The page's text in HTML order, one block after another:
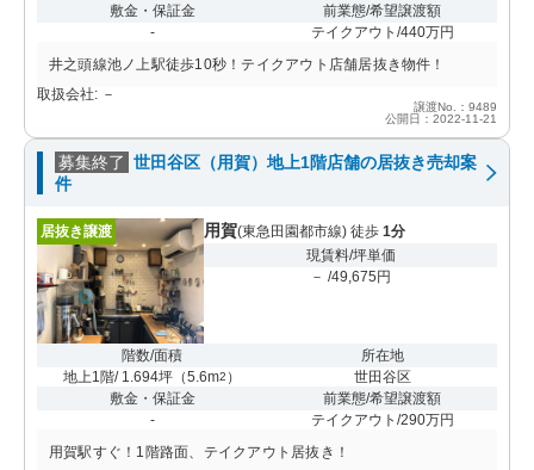
敷金・保証金
-
前業態/希望譲渡額
テイクアウト/440万円
井之頭線池ノ上駅徒歩10秒！テイクアウト店舗居抜き物件！
取扱会社: －
譲渡No.：9489
公開日：2022-11-21
募集終了 世田谷区（用賀）地上1階店舗の居抜き売却案
件
居抜き譲渡 用賀(東急田園都市線) 徒歩 1分
現賃料/坪単価
－ /49,675円
階数/面積
地上1階/ 1.694坪 （5.6m2 ）
所在地
世田谷区
敷金・保証金
-
前業態/希望譲渡額
テイクアウト/290万円
用賀駅すぐ！1階路面、テイクアウト居抜き！